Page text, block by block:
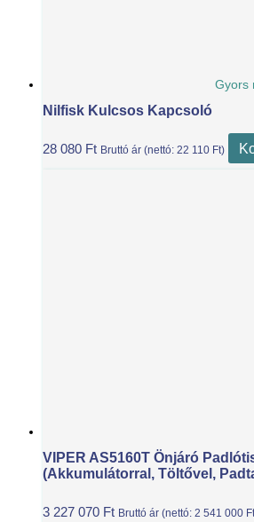
Gyors
Nilfisk Kulcsos Kapcsoló
28 080 Ft Bruttó ár (nettó: 22 110 Ft)
VIPER AS5160T Önjáró
(akkumulátorral, Töltővel,
3 227 070 Ft Bruttó ár (nettó: 2 541 000 Ft